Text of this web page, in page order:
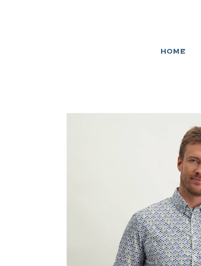
HOME